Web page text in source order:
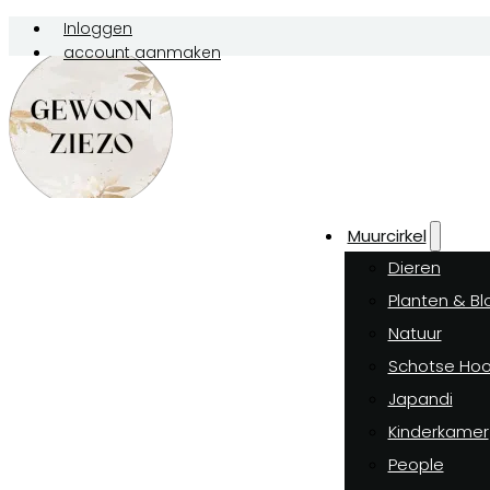
Inloggen
account aanmaken
Muurcirkel
Dieren
Planten &
Natuur
Schotse
Japandi
Kinderkamer
People